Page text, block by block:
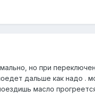
но при
дальше как надо .
масло